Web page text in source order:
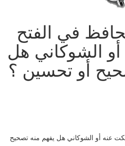
في الفتح
الشوكاني هل
أو تحسين ؟
عنه أو الشوكاني هل يفهم منه تصحيح